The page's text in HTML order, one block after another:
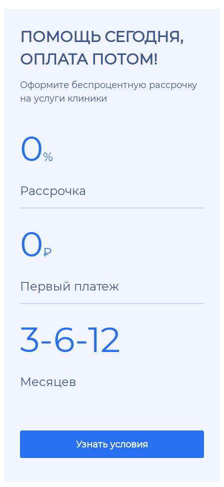
ПОМОЩЬ СЕГОДНЯ,
ОПЛАТА ПОТОМ!
Оформите беспроцентную рассрочку
на услуги клиники
0%
Рассрочка
0₽
Первый платеж
3-6-12
Месяцев
Узнать условия